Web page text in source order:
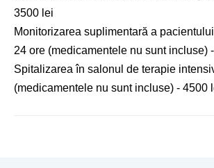
3500 lei
Monitorizarea suplimentară a
24 ore (medicamentele nu sunt incluse)
Spitalizarea în salonul de terapie
(medicamentele nu sunt incluse) - 4500